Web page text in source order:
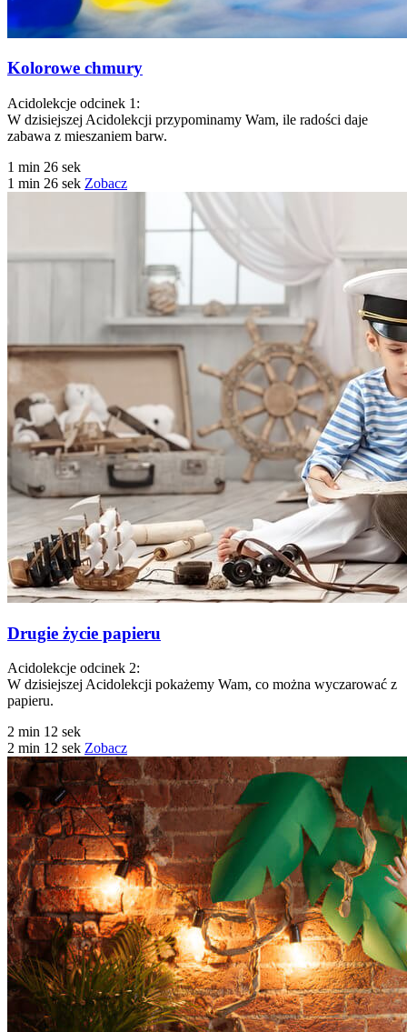
Kolorowe chmury
Acidolekcje odcinek 1:
W dzisiejszej Acidolekcji przypominamy Wam, ile radości daje
zabawa z mieszaniem barw.
1 min 26 sek
1 min 26 sek Zobacz
Drugie życie papieru
Acidolekcje odcinek 2:
W dzisiejszej Acidolekcji pokażemy Wam, co można wyczarować z
papieru.
2 min 12 sek
2 min 12 sek Zobacz